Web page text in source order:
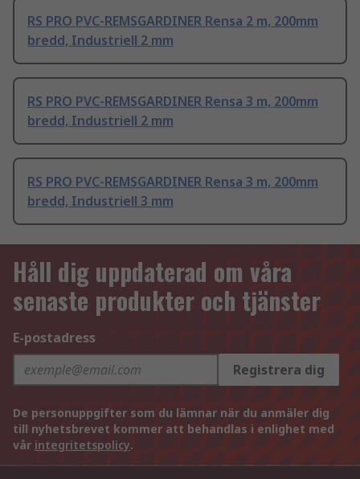
RS PRO PVC-REMSGARDINER Rensa 2 m, 200mm
bredd, Industriell 2 mm
RS PRO PVC-REMSGARDINER Rensa 3 m, 200mm
bredd, Industriell 2 mm
RS PRO PVC-REMSGARDINER Rensa 3 m, 200mm
bredd, Industriell 3 mm
Håll dig uppdaterad om våra
senaste produkter och tjänster
E-postadress
Registrera dig
De personuppgifter som du lämnar när du anmäler dig
till nyhetsbrevet kommer att behandlas i enlighet med
vår integritetspolicy.